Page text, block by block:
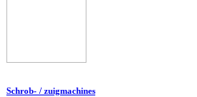
Schrob- / zuigmachines